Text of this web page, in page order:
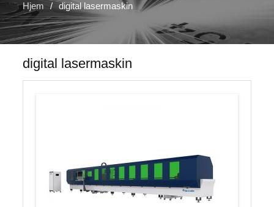
Hjem digital lasermaskin
digital lasermaskin